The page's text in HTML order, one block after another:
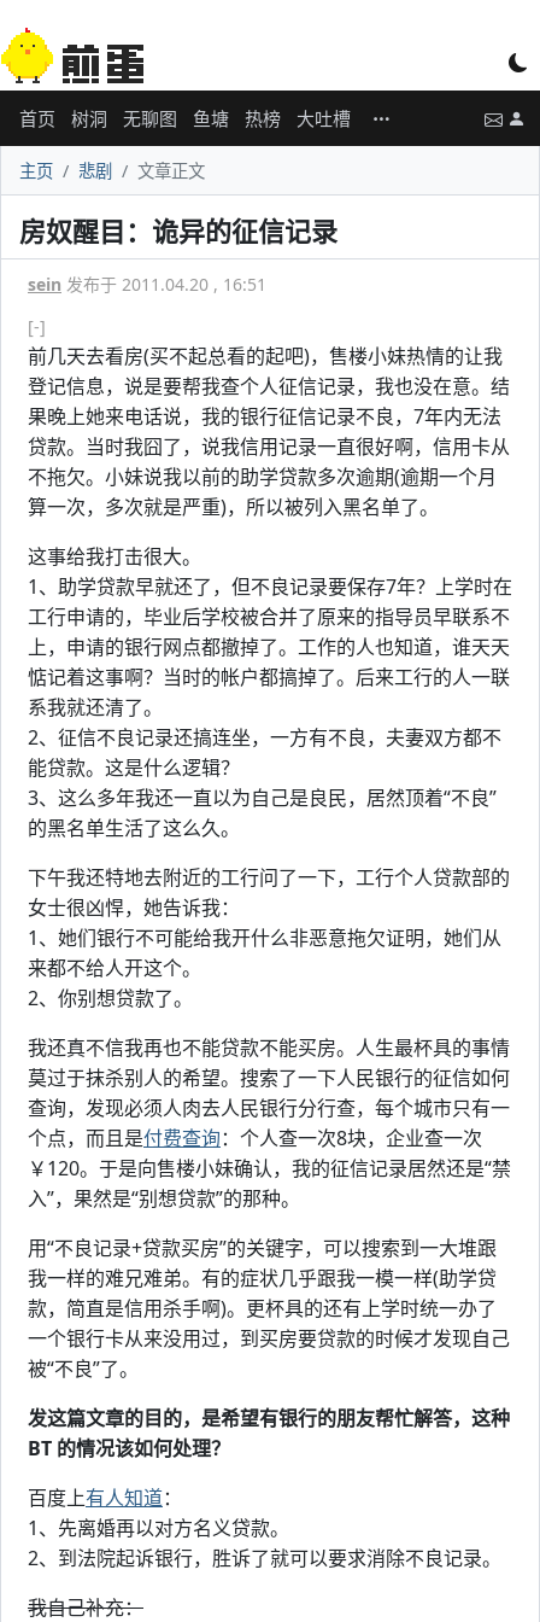
首页 树洞 无聊图 鱼塘 热榜 大吐槽
主页 悲剧 文章正文
房奴醒目：诡异的征信记录
sein 发布于 2011.04.20 , 16:51
[-]
前几天去看房(买不起总看的起吧)，售楼小妹热情的让我
登记信息，说是要帮我查个人征信记录，我也没在意。结
果晚上她来电话说，我的银行征信记录不良，7年内无法
贷款。当时我囧了，说我信用记录一直很好啊，信用卡从
不拖欠。小妹说我以前的助学贷款多次逾期(逾期一个月
算一次，多次就是严重)，所以被列入黑名单了。
这事给我打击很大。
1、助学贷款早就还了，但不良记录要保存7年？上学时在
工行申请的，毕业后学校被合并了原来的指导员早联系不
上，申请的银行网点都撤掉了。工作的人也知道，谁天天
惦记着这事啊？当时的帐户都搞掉了。后来工行的人一联
系我就还清了。
2、征信不良记录还搞连坐，一方有不良，夫妻双方都不
能贷款。这是什么逻辑？
3、这么多年我还一直以为自己是良民，居然顶着“不良”
的黑名单生活了这么久。
下午我还特地去附近的工行问了一下，工行个人贷款部的
女士很凶悍，她告诉我：
1、她们银行不可能给我开什么非恶意拖欠证明，她们从
来都不给人开这个。
2、你别想贷款了。
我还真不信我再也不能贷款不能买房。人生最杯具的事情
莫过于抹杀别人的希望。搜索了一下人民银行的征信如何
查询，发现必须人肉去人民银行分行查，每个城市只有一
个点，而且是付费查询：个人查一次8块，企业查一次
￥120。于是向售楼小妹确认，我的征信记录居然还是“禁
入”，果然是“别想贷款”的那种。
用“不良记录+贷款买房”的关键字，可以搜索到一大堆跟
我一样的难兄难弟。有的症状几乎跟我一模一样(助学贷
款，简直是信用杀手啊)。更杯具的还有上学时统一办了
一个银行卡从来没用过，到买房要贷款的时候才发现自己
被“不良”了。
发这篇文章的目的，是希望有银行的朋友帮忙解答，这种
BT 的情况该如何处理？
百度上有人知道：
1、先离婚再以对方名义贷款。
2、到法院起诉银行，胜诉了就可以要求消除不良记录。
我自己补充：